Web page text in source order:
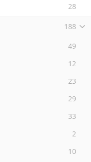
28
188
49
12
23
29
33
2
10